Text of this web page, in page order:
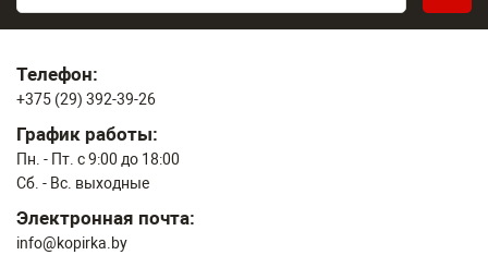
Телефон:
+375 (29) 392-39-26
График работы:
Пн. - Пт. с 9:00 до 18:00
Сб. - Вс. выходные
Электронная почта:
info@kopirka.by